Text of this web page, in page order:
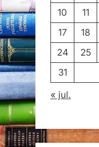
10
11
17
18
24
25
31
« jul.